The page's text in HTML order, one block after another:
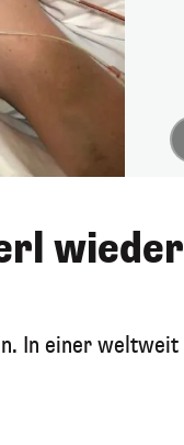
wieder
In einer weltweit